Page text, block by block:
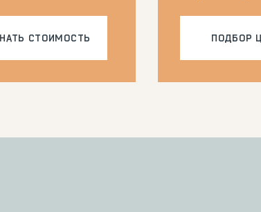
СТОИМОСТЬ ПОДБОР